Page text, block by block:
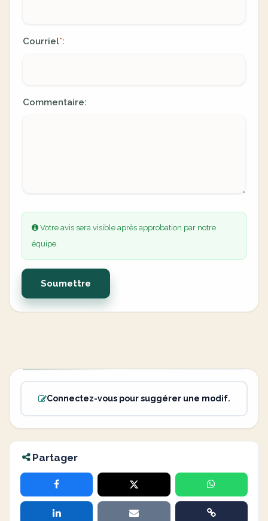
Courriel*:
Commentaire:
Votre avis sera visible après approbation par notre
équipe.
Soumettre
Connectez-vous pour suggérer une modif.
Partager